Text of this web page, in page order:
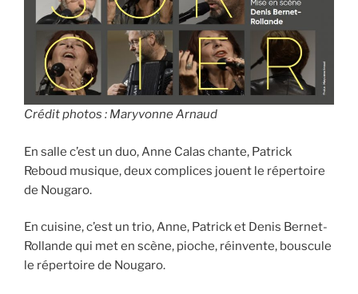
Crédit photos : Maryvonne Arnaud
En salle c’est un duo, Anne Calas chante, Patrick
Reboud musique, deux complices jouent le répertoire
de Nougaro.
En cuisine, c’est un trio, Anne, Patrick et Denis Bernet-
Rollande qui met en scène, pioche, réinvente, bouscule
le répertoire de Nougaro.